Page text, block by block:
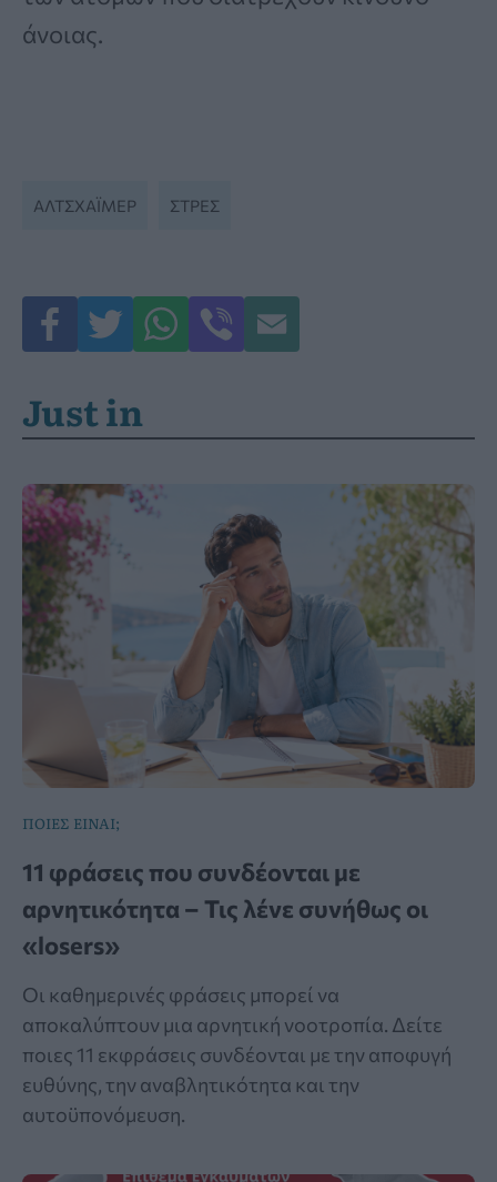
άνοιας.
ΑΛΤΣΧΆΙΜΕΡ ΣΤΡΕΣ
Just in
ΠΟΙΕΣ ΕΙΝΑΙ;
11 φράσεις που συνδέονται με
αρνητικότητα – Τις λένε συνήθως οι
«losers»
Οι καθημερινές φράσεις μπορεί να
αποκαλύπτουν μια αρνητική νοοτροπία. Δείτε
ποιες 11 εκφράσεις συνδέονται με την αποφυγή
ευθύνης, την αναβλητικότητα και την
αυτοϋπονόμευση.